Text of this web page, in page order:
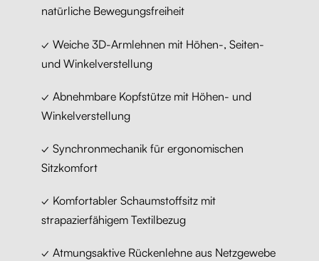
natürliche Bewegungsfreiheit
✓ Weiche 3D-Armlehnen mit Höhen-, Seiten-
und Winkelverstellung
✓ Abnehmbare Kopfstütze mit Höhen- und
Winkelverstellung
✓ Synchronmechanik für ergonomischen
Sitzkomfort
✓ Komfortabler Schaumstoffsitz mit
strapazierfähigem Textilbezug
✓ Atmungsaktive Rückenlehne aus Netzgewebe